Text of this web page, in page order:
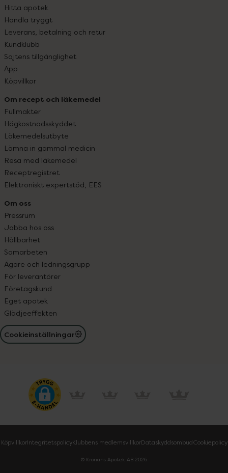
Hitta apotek
Handla tryggt
Leverans, betalning och retur
Kundklubb
Sajtens tillgänglighet
App
Köpvillkor
Om recept och läkemedel
Fullmakter
Högkostnadsskyddet
Läkemedelsutbyte
Lämna in gammal medicin
Resa med läkemedel
Receptregistret
Elektroniskt expertstöd, EES
Om oss
Pressrum
Jobba hos oss
Hållbarhet
Samarbeten
Ägare och ledningsgrupp
För leverantörer
Företagskund
Eget apotek
Glädjeeffekten
Cookieinställningar
KöpvillkorIntegritetspolicyKlubbens medlemsvillkorDataskyddsombudCookiepolicy
© Kronans Apotek AB 2026